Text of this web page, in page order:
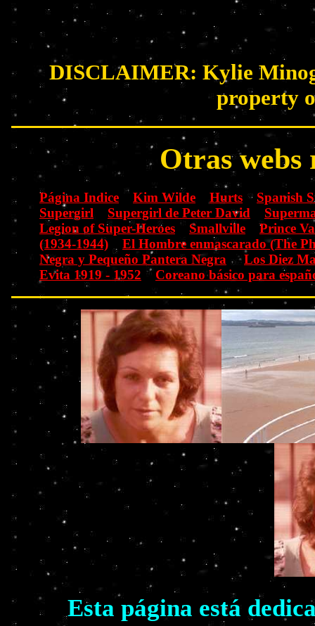
DISCLAIMER: Kylie
property
Otras webs
Página Indice Kim Wilde Hurts
Spanish
Supergirl
Supergirl de Peter David
Legion of Super-Heroes
Smallville
Prince
(1934-1944)
El Hombre enmascarado (The
Negra y Pequeño Pantera Negra
Los Diez
Evita 1919 - 1952
Coreano básico para
Esta página está